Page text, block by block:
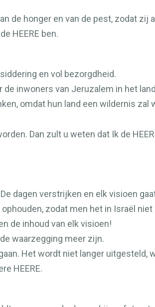
de honger en van de pest, zodat zij
HEERE ben.
en vol bezorgdheid.
de inwoners van Jeruzalem in het
omdat hun land een wildernis zal
Dan zult u weten dat Ik de
dagen verstrijken en elk visioen
zodat men het in Israël niet
de inhoud van elk visioen!
waarzegging meer zijn.
Het wordt niet langer uitgesteld,
HEERE.